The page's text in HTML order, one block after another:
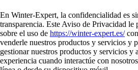
En Winter-Expert, la confidencialidad es
transparencia. Este Aviso de Privacidad
sobre el uso de https://winter-expert.es/
venderle nuestros productos y servicios y
gestionar nuestros productos y servicios y
experiencia cuando interactúe con